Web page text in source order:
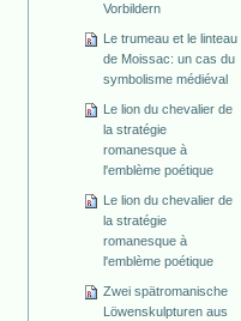
Vorbildern
Le trumeau et le linteau
de Moissac: un cas du
symbolisme médiéval
Le lion du chevalier de
la stratégie
romanesque à
l'emblème poétique
Le lion du chevalier de
la stratégie
romanesque à
l'emblème poétique
Zwei spätromanische
Löwenskulpturen aus